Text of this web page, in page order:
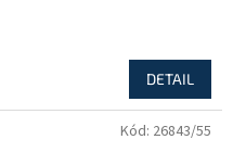
M
A
DETAIL
Kód: 26843/55